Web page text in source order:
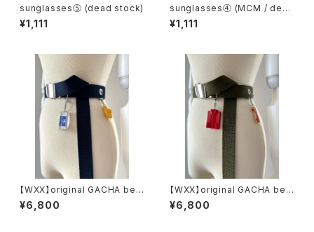
sunglasses⑤ (dead stock)
¥1,111
sunglasses④ (MCM / dead
stock)
¥1,111
【WXX】original GACHA belt
(navy)
¥6,800
【WXX】original GACHA belt
(khaki)
¥6,800